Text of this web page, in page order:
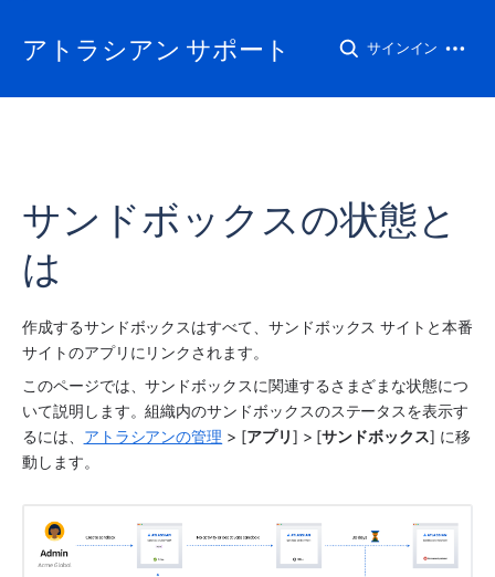
アトラシアン サポート サインイン
サンドボックスの状態と
は
作成するサンドボックスはすべて、サンドボックス サイトと本番
サイトのアプリにリンクされます。
このページでは、サンドボックスに関連するさまざまな状態につ
いて説明します。組織内のサンドボックスのステータスを表示す
るには、 アトラシアンの管理 > [アプリ] > [サンドボックス] に移
動します。